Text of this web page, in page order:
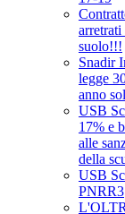
suolo!!!
Snadir
legge
anno
USB
17% e
alle
della
USB
PNRR3